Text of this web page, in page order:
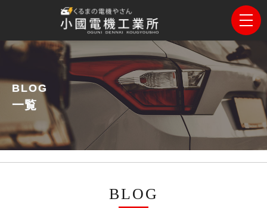
BLOG
一覧
BLOG